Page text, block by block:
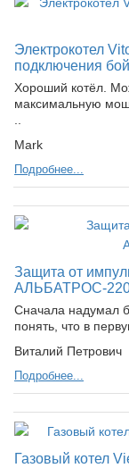
Электрокотел
подключения
Хороший котёл.
максимальную
Mark
Подробнее...
Защита от
АЛЬБАТРОС-
Сначала надумал
понять, что в
Виталий Петрович
Подробнее...
Газовый котел